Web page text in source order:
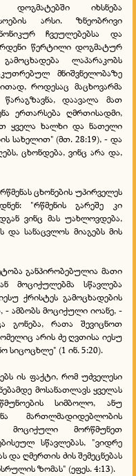
იხსნება
არსი. ზნეობრივი
ჩვეულებებსა და
წერტილი დოგმატურ
ლაპარაკობს
მნიშვნელობაზე
როდესაც მაცხოვარმა
დაავალა მათ
ერთარსება ღმრთისადმი,
ყველა ხალხი და ნათელი
სახელით" (მთ. 28:19), - და
ცხონდება, ვინც არა და,
ცხონების უპირველეს
"რწმენის გარეშე კი
ვინც მას უახლოვდება,
სანაცვლოს მიაგებს მის
განპირობებულია მათი
მოციქულებმა სწავლება
ქრისტეს გამოცხადების
- ამბობს მოციქული იოანე, -
გონება, რათა შევიცნოთ
არის ძე ღვთისა იესუ
სიცოცხლე" (1 ინ. 5:20).
ის ფაქტი, რომ უძველესი
მოსანათლავს ყველას
სიმბოლო, ანუ
მართლმადიდებლობის
მოციქული მორწმუნეთ
სწავლებას, "ვიდრე
და ღმერთის ძის შემეცნებას
ზომას" (ეფეს. 4:13).